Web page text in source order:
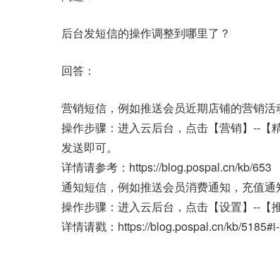
后台发短信的操作调整到哪里了？
回答：
营销短信，例如推送会员近期店铺的营销活
操作步骤：进入云后台，点击【营销】--【
发送即可。
详情请参考：https://blog.pospal.cn/kb/653
通知短信，例如推送会员消费通知，充值通
操作步骤：进入云后台，点击【设置】--【
详情请戳：https://blog.pospal.cn/kb/